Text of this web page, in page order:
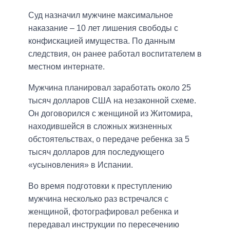
Суд назначил мужчине максимальное
наказание – 10 лет лишения свободы с
конфискацией имущества. По данным
следствия, он ранее работал воспитателем в
местном интернате.
Мужчина планировал заработать около 25
тысяч долларов США на незаконной схеме.
Он договорился с женщиной из Житомира,
находившейся в сложных жизненных
обстоятельствах, о передаче ребенка за 5
тысяч долларов для последующего
«усыновления» в Испании.
Во время подготовки к преступлению
мужчина несколько раз встречался с
женщиной, фотографировал ребенка и
передавал инструкции по пересечению